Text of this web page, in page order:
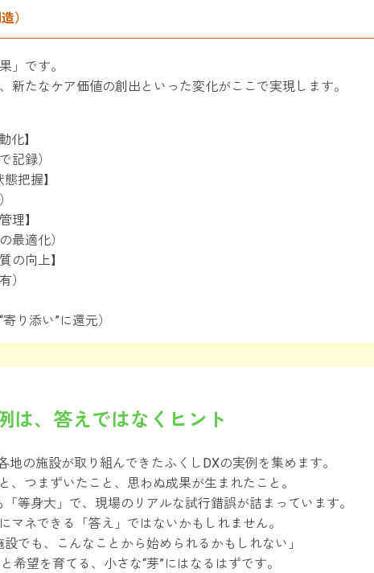
）
」です。
新たなケア価値の創出といった変化がここで実現します。
化】
記録）
把握】
理】
最適化）
の向上】
）
り添い”に還元）
は、答えではなくヒント
地の施設が取り組んできたふくしDXの実例を集めます。
、つまずいたこと、思わぬ成果が生まれたこと。
等身大」で、現場のリアルな試行錯誤が詰まっています。
マネできる「答え」ではないかもしれません。
でも、こんなことから始められるかもしれない」
希望を育てる、小さな“芽”にはなるはずです。